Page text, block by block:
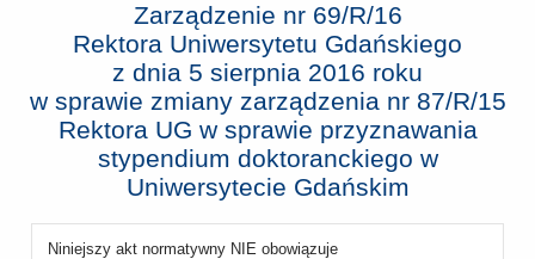
Zarządzenie nr 69/R/16
Rektora Uniwersytetu Gdańskiego
z dnia 5 sierpnia 2016 roku
w sprawie zmiany zarządzenia nr 87/R/15
Rektora UG w sprawie przyznawania
stypendium doktoranckiego w
Uniwersytecie Gdańskim
Niniejszy akt normatywny NIE obowiązuje